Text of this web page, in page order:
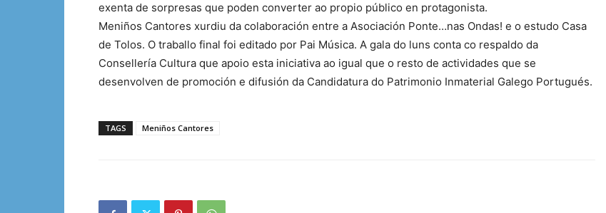
exenta de sorpresas que poden converter ao propio público en protagonista.
Meniños Cantores xurdiu da colaboración entre a Asociación Ponte…nas Ondas! e o estudo Casa
de Tolos. O traballo final foi editado por Pai Música. A gala do luns conta co respaldo da
Consellería Cultura que apoio esta iniciativa ao igual que o resto de actividades que se
desenvolven de promoción e difusión da Candidatura do Patrimonio Inmaterial Galego Portugués.
TAGS Meniños Cantores